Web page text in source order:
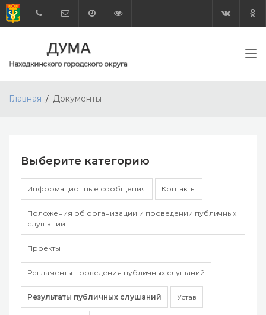
Главная Документы
Выберите категорию
Информационные сообщения Контакты
Положения об организации и проведении публичных
слушаний
Проекты
Регламенты проведения публичных слушаний
Результаты публичных слушаний Устав